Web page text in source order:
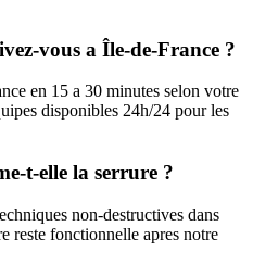
vous a Île-de-France ?
en 15 a 30 minutes selon votre
disponibles 24h/24 pour les
t-elle la serrure ?
non-destructives dans
reste fonctionnelle apres notre